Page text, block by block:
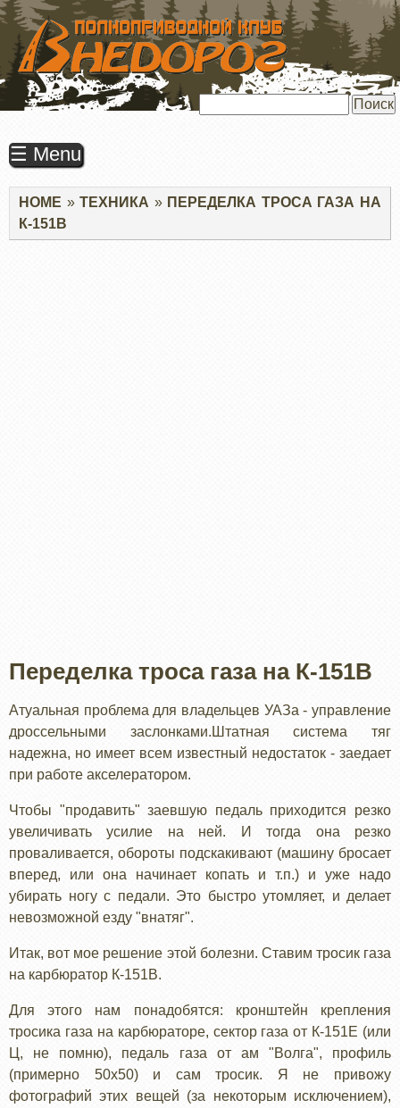
ПЕРЕЙТИ
ОСНОВНОМУ
СОДЕРЖАНИЮ
☰ Menu
Строка
навигации
HOME ТЕХНИКА
ПЕРЕДЕЛКА ТРОСА ГАЗА НА
К-151В
Переделка троса газа на К-151В
Атуальная проблема для владельцев УАЗа - управление
дроссельными заслонками.Штатная система тяг
надежна, но имеет всем известный недостаток - заедает
при работе акселератором.
Чтобы "продавить" заевшую педаль приходится резко
увеличивать усилие на ней. И тогда она резко
проваливается, обороты подскакивают (машину бросает
вперед, или она начинает копать и т.п.) и уже надо
убирать ногу с педали. Это быстро утомляет, и делает
невозможной езду "внатяг".
Итак, вот мое решение этой болезни. Ставим тросик газа
на карбюратор К-151В.
Для этого нам понадобятся: кронштейн крепления
тросика газа на карбюраторе, сектор газа от К-151Е (или
Ц, не помню), педаль газа от ам "Волга", профиль
(примерно 50х50) и сам тросик. Я не привожу
фотографий этих вещей (за некоторым исключением),